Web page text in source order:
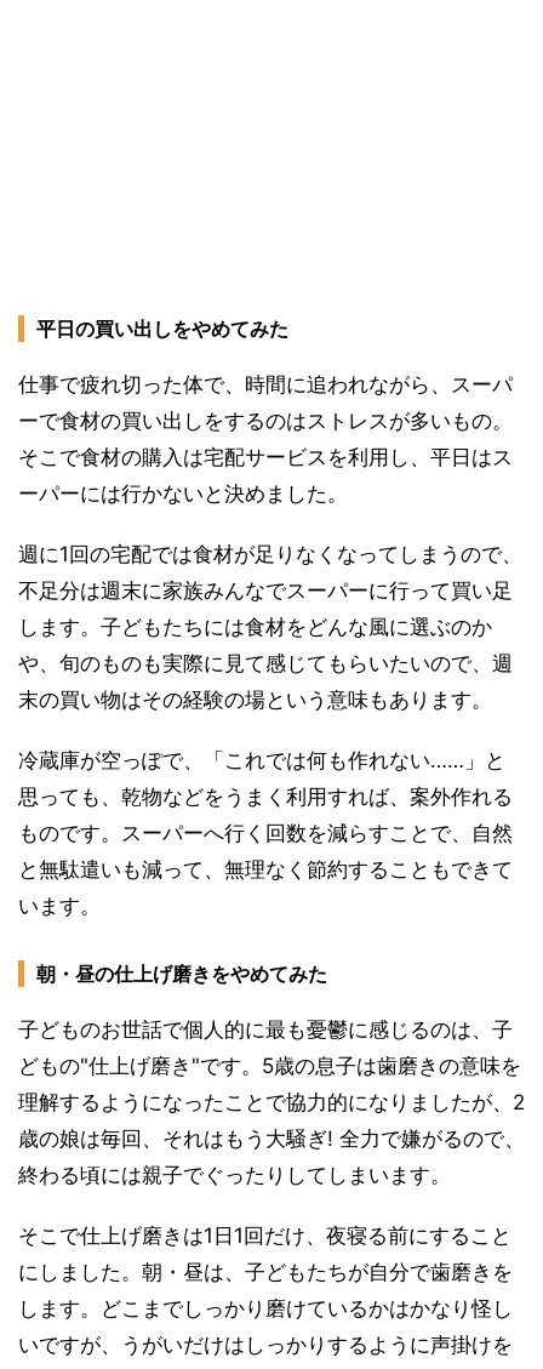
平日の買い出しをやめてみた
仕事で疲れ切った体で、時間に追われながら、スーパ
ーで食材の買い出しをするのはストレスが多いもの。
そこで食材の購入は宅配サービスを利用し、平日はス
ーパーには行かないと決めました。
週に1回の宅配では食材が足りなくなってしまうので、
不足分は週末に家族みんなでスーパーに行って買い足
します。子どもたちには食材をどんな風に選ぶのか
や、旬のものも実際に見て感じてもらいたいので、週
末の買い物はその経験の場という意味もあります。
冷蔵庫が空っぽで、「これでは何も作れない……」と
思っても、乾物などをうまく利用すれば、案外作れる
ものです。スーパーへ行く回数を減らすことで、自然
と無駄遣いも減って、無理なく節約することもできて
います。
朝・昼の仕上げ磨きをやめてみた
子どものお世話で個人的に最も憂鬱に感じるのは、子
どもの"仕上げ磨き"です。5歳の息子は歯磨きの意味を
理解するようになったことで協力的になりましたが、2
歳の娘は毎回、それはもう大騒ぎ! 全力で嫌がるので、
終わる頃には親子でぐったりしてしまいます。
そこで仕上げ磨きは1日1回だけ、夜寝る前にすること
にしました。朝・昼は、子どもたちが自分で歯磨きを
します。どこまでしっかり磨けているかはかなり怪し
いですが、うがいだけはしっかりするように声掛けを